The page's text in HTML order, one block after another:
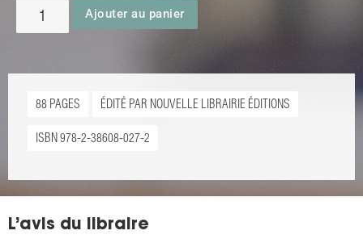
Ajouter au panier
88 PAGES ÉDITÉ PAR NOUVELLE LIBRAIRIE ÉDITIONS
ISBN 978-2-38608-027-2
L’avis du libraire